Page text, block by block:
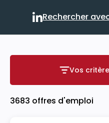
Rechercher
Vos
3683 offres d'emploi